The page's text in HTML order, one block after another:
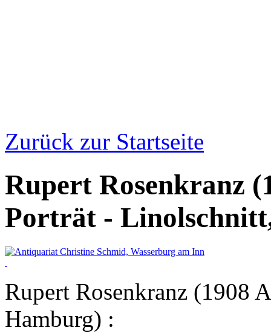
Zurück zur Startseite
Rupert Rosenkranz
Porträt -
Rupert Rosenkranz (1908
Hamburg) :